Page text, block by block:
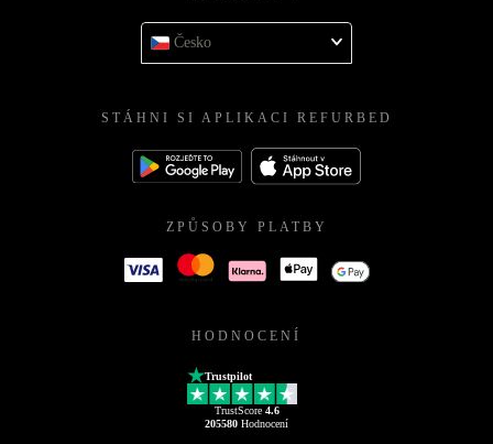
Česko
STÁHNI SI APLIKACI REFURBED
ZPŮSOBY PLATBY
HODNOCENÍ
Trustpilot
TrustScore 4.6
205580 Hodnocení